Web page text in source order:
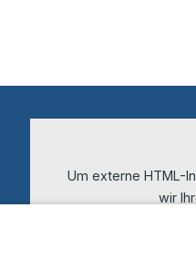
Um externe HTML-
wir